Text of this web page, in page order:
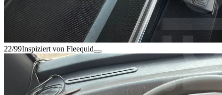
22/99Inspiziert von Fleequid